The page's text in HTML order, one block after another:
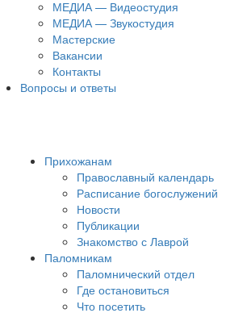
МЕДИА — Видеостудия
МЕДИА — Звукостудия
Мастерские
Вакансии
Контакты
Вопросы и ответы
Прихожанам
Православный календарь
Расписание богослужений
Новости
Публикации
Знакомство с Лаврой
Паломникам
Паломнический отдел
Где остановиться
Что посетить